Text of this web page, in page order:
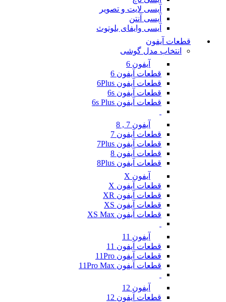
آیسی لایت و تصویر
آیسی آنتن
آیسی وایفای بلوتوث
قطعات آیفون
انتخاب مدل گوشی
آیفون 6
قطعات آیفون 6
قطعات آیفون 6Plus
قطعات آیفون 6s
قطعات آیفون 6s Plus
آیفون 7 , 8
قطعات آیفون 7
قطعات آیفون 7Plus
قطعات آیفون 8
قطعات آیفون 8Plus
آیفون X
قطعات آیفون X
قطعات آیفون XR
قطعات آیفون XS
قطعات آیفون XS Max
آیفون 11
قطعات آیفون 11
قطعات آیفون 11Pro
قطعات آیفون 11Pro Max
آیفون 12
قطعات آیفون 12